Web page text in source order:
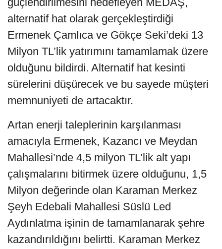
alternatif hat olarak gerçekleştirdiği
Ermenek Çamlıca ve Gökçe Seki’deki 13
Milyon TL’lik yatırımını tamamlamak üzere
olduğunu bildirdi. Alternatif hat kesinti
sürelerini düşürecek ve bu sayede müşteri
memnuniyeti de artacaktır.
Artan enerji taleplerinin karşılanması
amacıyla Ermenek, Kazancı ve Meydan
Mahallesi’nde 4,5 milyon TL’lik alt yapı
çalışmalarını bitirmek üzere olduğunu, 1,5
Milyon değerinde olan Karaman Merkez
Şeyh Edebali Mahallesi Süslü Led
Aydınlatma işinin de tamamlanarak şehre
kazandırıldığını belirtti. Karaman Merkez